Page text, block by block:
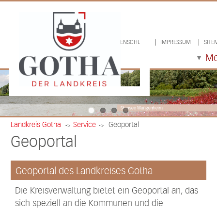
IMPRESSUM
DATENSCHUTZ
LOGIN/LOGOUT
Landkreis Gotha -> Service -> Geoportal
Geoportal
Geoportal des Landkreises Gotha
Die Kreisverwaltung bietet ein Geoportal an, das
sich speziell an die Kommunen und die